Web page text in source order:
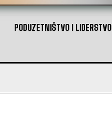
PODUZETNIŠTVO I LIDERSTVO